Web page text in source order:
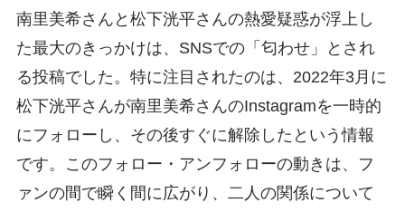
南里美希さんと松下洸平さんの熱愛疑惑が浮上し
た最大のきっかけは、SNSでの「匂わせ」とされ
る投稿でした。特に注目されたのは、2022年3月に
松下洸平さんが南里美希さんのInstagramを一時的
にフォローし、その後すぐに解除したという情報
です。このフォロー・アンフォローの動きは、フ
ァンの間で瞬く間に広がり、二人の関係について